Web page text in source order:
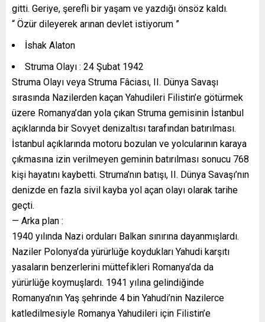
gitti. Geriye, şerefli bir yaşam ve yazdığı önsöz kaldı.
“ Özür dileyerek arınan devlet istiyorum ”
İshak Alaton
Struma Olayı : 24 Şubat 1942
Struma Olayı veya Struma Fâciası, II. Dünya Savaşı
sırasında Nazilerden kaçan Yahudileri Filistin’e götürmek
üzere Romanya’dan yola çıkan Struma gemisinin İstanbul
açıklarında bir Sovyet denizaltısı tarafından batırılması.
İstanbul açıklarında motoru bozulan ve yolcularının karaya
çıkmasına izin verilmeyen geminin batırılması sonucu 768
kişi hayatını kaybetti. Struma’nın batışı, II. Dünya Savaşı’nın
denizde en fazla sivil kayba yol açan olayı olarak tarihe
geçti.
— Arka plan :
1940 yılında Nazi orduları Balkan sınırına dayanmışlardı.
Naziler Polonya’da yürürlüğe koydukları Yahudi karşıtı
yasaların benzerlerini müttefikleri Romanya’da da
yürürlüğe koymuşlardı. 1941 yılına gelindiğinde
Romanya’nın Yaş şehrinde 4 bin Yahudi’nin Nazilerce
katledilmesiyle Romanya Yahudileri için Filistin’e